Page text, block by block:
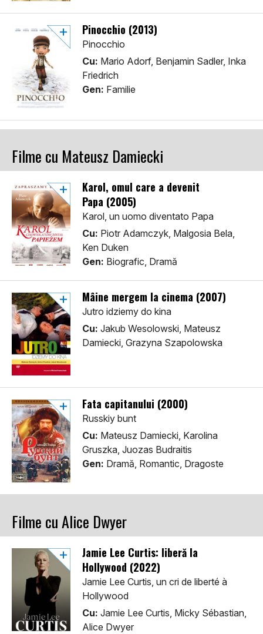
Pinocchio (2013)
Pinocchio
Cu: Mario Adorf, Benjamin Sadler, Inka
Friedrich
Gen: Familie
Filme cu Mateusz Damiecki
Karol, omul care a devenit
Papa (2005)
Karol, un uomo diventato Papa
Cu: Piotr Adamczyk, Malgosia Bela,
Ken Duken
Gen: Biografic, Dramă
Mâine mergem la cinema (2007)
Jutro idziemy do kina
Cu: Jakub Wesolowski, Mateusz
Damiecki, Grazyna Szapolowska
Fata capitanului (2000)
Russkiy bunt
Cu: Mateusz Damiecki, Karolina
Gruszka, Juozas Budraitis
Gen: Dramă, Romantic, Dragoste
Filme cu Alice Dwyer
Jamie Lee Curtis: liberă la
Hollywood (2022)
Jamie Lee Curtis, un cri de liberté à
Hollywood
Cu: Jamie Lee Curtis, Micky Sébastian,
Alice Dwyer